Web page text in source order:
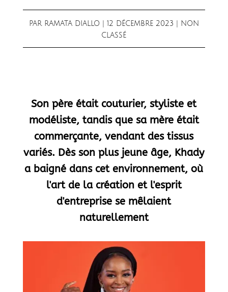
PAR RAMATA DIALLO 12 DÉCEMBRE 2023 | NON
CLASSÉ
Son père était couturier, styliste et
modéliste, tandis que sa mère était
commerçante, vendant des tissus
variés. Dès son plus jeune âge, Khady
a baigné dans cet environnement, où
l'art de la création et l'esprit
d'entreprise se mêlaient
naturellement